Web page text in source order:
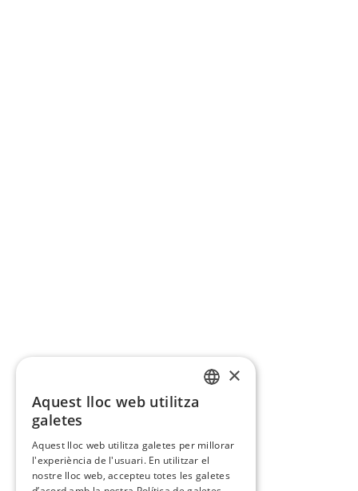
×
Aquest lloc web utilitza
galetes
Aquest lloc web utilitza galetes per millorar
l'experiència de l'usuari. En utilitzar el
nostre lloc web, accepteu totes les galetes